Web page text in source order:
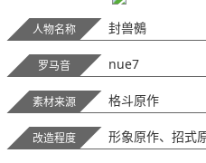
人物名称 封兽鵺
罗马音 nue7
素材来源 格斗原作
改造程度 形象原作、招式